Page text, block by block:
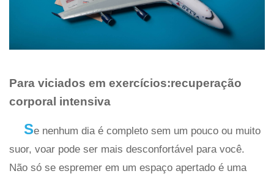
Para viciados em exercícios:recuperação
corporal intensiva
Se nenhum dia é completo sem um pouco ou muito
suor, voar pode ser mais desconfortável para você.
Não só se espremer em um espaço apertado é uma